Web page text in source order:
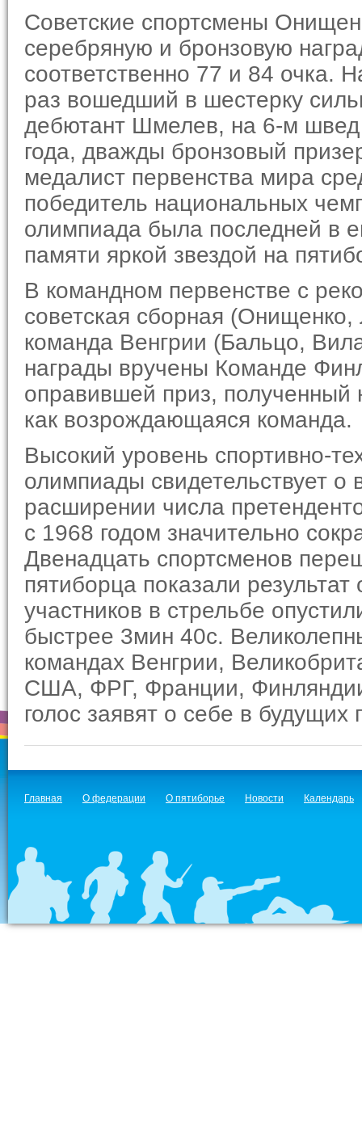
Советские спортсмены
серебряную и бронзовую
соответственно 77 и 84 очка.
раз вошедший в шестерку
дебютант Шмелев, на 6-м
года, дваж­ды бронзовый
медалист первенства мира
победитель национальных
олимпиада была последней в
памяти яркой звездой на
В командном первенстве с
советская сборная
команда Венгрии (Бальцо,
награды вручены Команде
оправ­ившей приз,
как возрождающаяся команда.
Высокий уровень спортивно-
олимпиады свидетельствует
расширении числа
с 1968 годом значительно
Двенадцать спортсменов
пятиборца показали
участников в стрельбе
быстрее 3мин 40с.
командах Венгрии,
США, ФРГ, Франции,
голос заявят o себе в будущих
Главная О федерации О пятиборье Новости Календарь